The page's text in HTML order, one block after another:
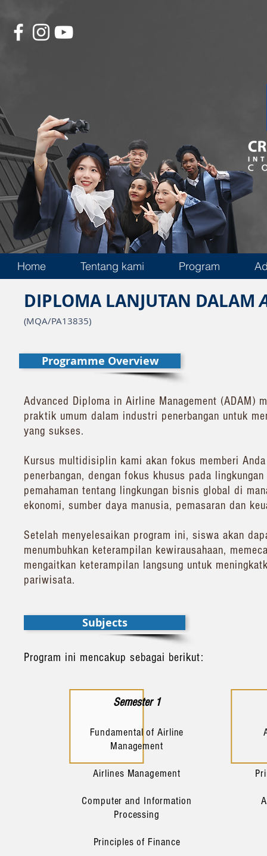
Home Tentang kami Program
DIPLOMA LANJUTAN DALAM
(MQA/PA13835)
Programme Overview
Advanced Diploma in Airline Management (ADAM)
praktik umum dalam industri penerbangan untuk
yang sukses.
Kursus multidisiplin kami akan fokus memberi
penerbangan, dengan fokus khusus pada
pemahaman tentang lingkungan bisnis global di
ekonomi, sumber daya manusia, pemasaran dan
Setelah menyelesaikan program ini, siswa akan
menumbuhkan keterampilan kewirausahaan,
mengaitkan keterampilan langsung untuk
pariwisata.
Subjects
Program ini mencakup sebagai berikut:
Semester 1
Fundamental of Airline
Management
Airlines Management
Computer and Information
Processing
Principles of Finance